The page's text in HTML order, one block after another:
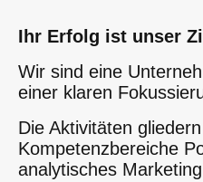
Ihr Erfolg ist unser
Wir sind eine
einer klaren
Die Aktivitäten
Kompetenzbereiche
analytisches